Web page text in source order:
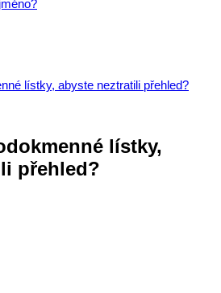
lístky, abyste neztratili přehled?
lístky,
přehled?